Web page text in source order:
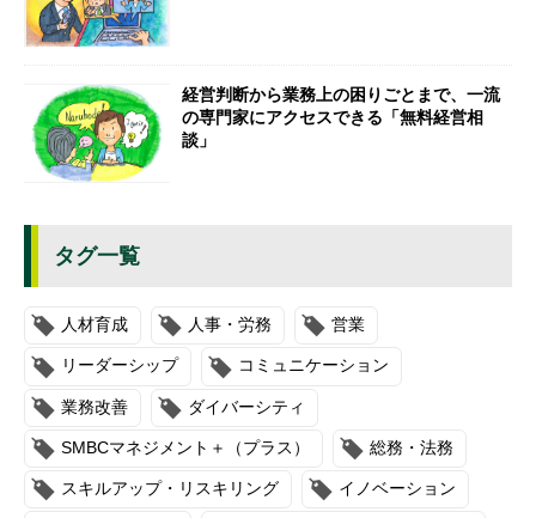
経営判断から業務上の困りごとまで、一流
の専門家にアクセスできる「無料経営相
談」
タグ一覧
人材育成 人事・労務 営業
リーダーシップ コミュニケーション
業務改善 ダイバーシティ
SMBCマネジメント＋（プラス） 総務・法務
スキルアップ・リスキリング イノベーション